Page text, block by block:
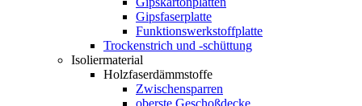
Gipsfaserplatte
Funktionswerkstoffplatte
Trockenstrich und -schüttung
Isoliermaterial
Holzfaserdämmstoffe
Zwischensparren
oberste Geschoßdecke